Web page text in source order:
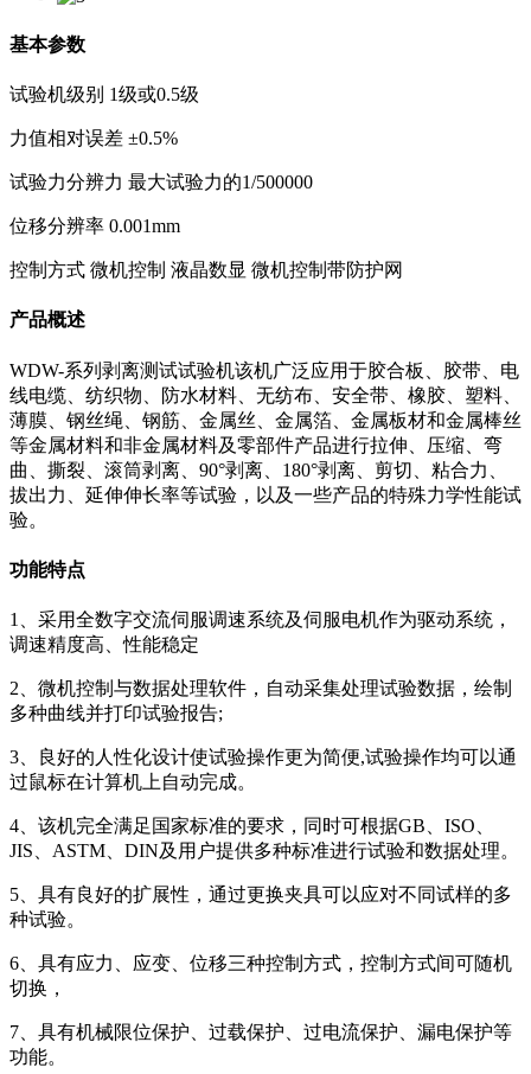
基本参数
试验机级别 1级或0.5级
力值相对误差 ±0.5%
试验力分辨力 最大试验力的1/500000
位移分辨率 0.001mm
控制方式 微机控制 液晶数显 微机控制带防护网
产品概述
WDW-系列剥离测试试验机该机广泛应用于胶合板、胶带、电
线电缆、纺织物、防水材料、无纺布、安全带、橡胶、塑料、
薄膜、钢丝绳、钢筋、金属丝、金属箔、金属板材和金属棒丝
等金属材料和非金属材料及零部件产品进行拉伸、压缩、弯
曲、撕裂、滚筒剥离、90°剥离、180°剥离、剪切、粘合力、
拔出力、延伸伸长率等试验，以及一些产品的特殊力学性能试
验。
功能特点
1、采用全数字交流伺服调速系统及伺服电机作为驱动系统，
调速精度高、性能稳定
2、微机控制与数据处理软件，自动采集处理试验数据，绘制
多种曲线并打印试验报告;
3、良好的人性化设计使试验操作更为简便,试验操作均可以通
过鼠标在计算机上自动完成。
4、该机完全满足国家标准的要求，同时可根据GB、ISO、
JIS、ASTM、DIN及用户提供多种标准进行试验和数据处理。
5、具有良好的扩展性，通过更换夹具可以应对不同试样的多
种试验。
6、具有应力、应变、位移三种控制方式，控制方式间可随机
切换，
7、具有机械限位保护、过载保护、过电流保护、漏电保护等
功能。